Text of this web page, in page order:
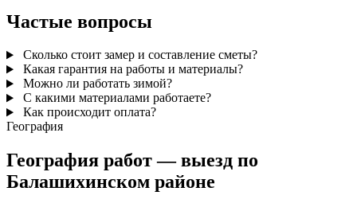
Частые вопросы
Сколько стоит замер и составление сметы?
Какая гарантия на работы и материалы?
Можно ли работать зимой?
С какими материалами работаете?
Как происходит оплата?
География
География работ — выезд по
Балашихинском районе